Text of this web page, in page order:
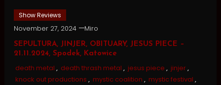
Show Reviews
November 27, 2024 Miro
SEPULTURA, JINJER, OBITUARY, JESUS PIECE –
21.11.2024, Spodek, Katowice
death metal , death thrash metal , jesus piece , jinjer,
knock out productions , mystic coalition , mystic festival ,